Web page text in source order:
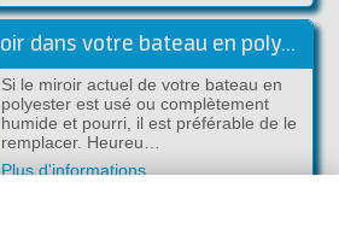
Remplacez le miroir dans votre bateau en polyester
Si le miroir actuel de votre bateau en
polyester est usé ou complètement
humide et pourri, il est préférable de le
remplacer. Heureu…
Plus d'informations